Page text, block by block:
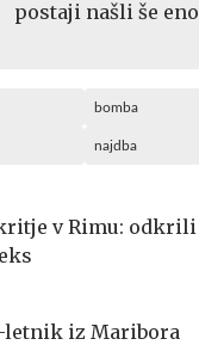
postaji našli še
bomba
najdba
v Rimu: odkrili
letnik iz Maribora